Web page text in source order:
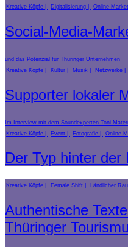
Kreative Köpfe Digitalisierung Online-
Social-Media-
und das Potenzial für Thüringer Unternehmen
Kreative Köpfe
Kultur Musik Netzwerke
Supporter lokaler
Im Interview mit dem Soundexperten Toni
Kreative Köpfe
Event Fotografie Online-
Der Typ hinter der
Kreative Köpfe Female Shift Ländlicher
Authentische
Thüringer